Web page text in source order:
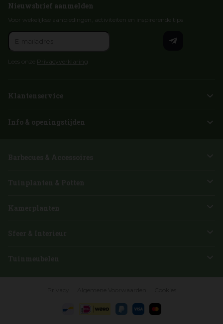
Nieuwsbrief aanmelden
Voor wekelijkse aanbiedingen, activiteiten en inspirerende tips
Lees onze Privacyverklaring
Klantenservice
Info & openingstijden